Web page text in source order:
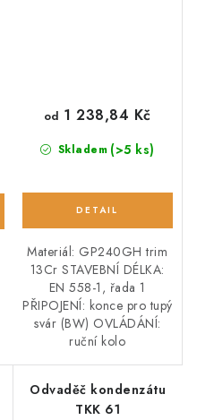
Skladem (>5 ks)
od 1 238,84 Kč
Materiál: GP240GH trim
13Cr STAVEBNÍ DÉLKA:
EN 558-1, řada 1
PŘIPOJENÍ: konce pro tupý
svár (BW) OVLÁDÁNÍ:
ruční kolo
Odvaděč kondenzátu
TKK 61